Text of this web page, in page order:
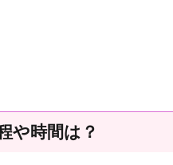
や時間は？